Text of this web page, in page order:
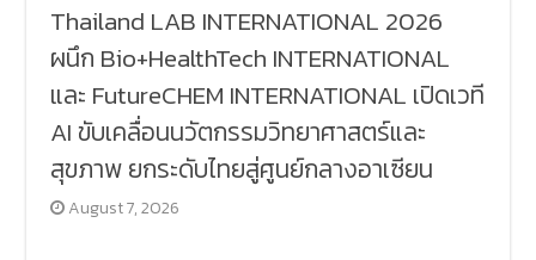
Thailand LAB INTERNATIONAL 2026
ผนึก Bio+HealthTech INTERNATIONAL
และ FutureCHEM INTERNATIONAL เปิดเวที
AI ขับเคลื่อนนวัตกรรมวิทยาศาสตร์และ
สุขภาพ ยกระดับไทยสู่ศูนย์กลางอาเซียน
August 7, 2026